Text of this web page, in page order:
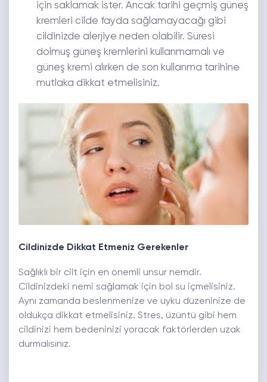
için saklamak ister. Ancak tarihi geçmiş güneş
kremleri cilde fayda sağlamayacağı gibi
cildinizde alerjiye neden olabilir. Süresi
dolmuş güneş kremlerini kullanmamalı ve
güneş kremi alırken de son kullanma tarihine
mutlaka dikkat etmelisiniz.
Cildinizde Dikkat Etmeniz Gerekenler
Sağlıklı bir cilt için en önemli unsur nemdir.
Cildinizdeki nemi sağlamak için bol su içmelisiniz.
Aynı zamanda beslenmenize ve uyku düzeninize de
oldukça dikkat etmelisiniz. Stres, üzüntü gibi hem
cildinizi hem bedeninizi yoracak faktörlerden uzak
durmalısınız.